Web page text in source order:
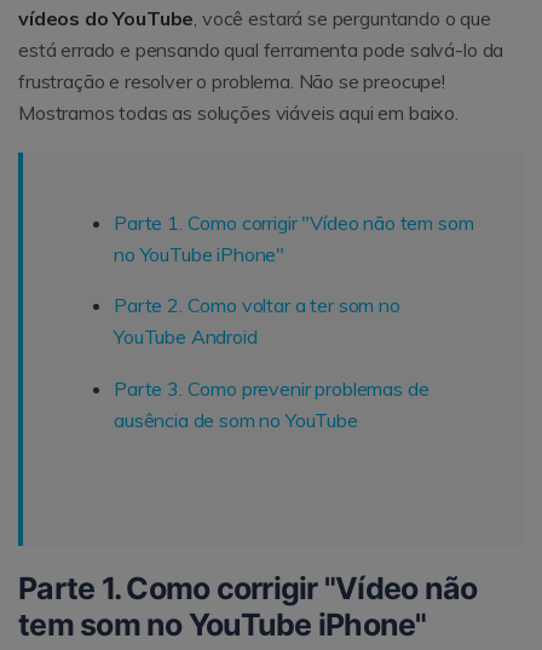
vídeos do YouTube , você estará se perguntando o que
está errado e pensando qual ferramenta pode salvá-lo da
frustração e resolver o problema. Não se preocupe!
Mostramos todas as soluções viáveis aqui em baixo.
Parte 1. Como corrigir "Vídeo não tem som
no YouTube iPhone"
Parte 2. Como voltar a ter som no
YouTube Android
Parte 3. Como prevenir problemas de
ausência de som no YouTube
Parte 1. Como corrigir "Vídeo não
tem som no YouTube iPhone"